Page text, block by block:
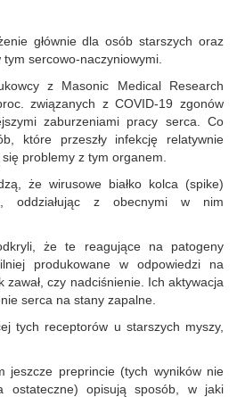
głównie dla osób starszych oraz
sercowo-naczyniowymi.
z Masonic Medical Research
związanych z COVID-19 zgonów
zaburzeniami pracy serca. Co
które przeszły infekcję relatywnie
problemy z tym organem.
że wirusowe białko kolca (spike)
oddziałując z obecnymi w nim
że te reagujące na patogeny
produkowane w odpowiedzi na
czy nadciśnienie. Ich aktywacja
serca na stany zapalne.
tych receptorów u starszych myszy,
jeszcze preprincie (tych wyników nie
ostateczne) opisują sposób, w jaki